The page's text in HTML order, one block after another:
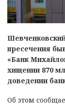
пресечения
«Банк
хищении 870
доведении
Об этом